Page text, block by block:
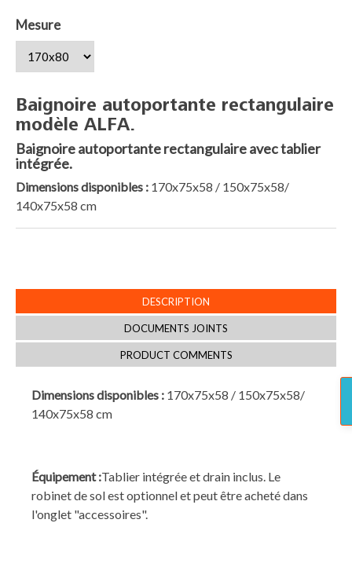
Mesure
Baignoire autoportante rectangulaire
modèle ALFA.
Baignoire autoportante rectangulaire avec tablier
intégrée.
Dimensions disponibles : 170x75x58 / 150x75x58/
140x75x58 cm
DESCRIPTION
DOCUMENTS JOINTS
PRODUCT COMMENTS
Dimensions disponibles : 170x75x58 / 150x75x58/
140x75x58 cm
Équipement :Tablier intégrée et drain inclus. Le
robinet de sol est optionnel et peut être acheté dans
l'onglet "accessoires".